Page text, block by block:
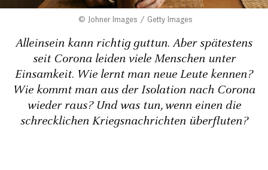
Johner Images / Getty Images
Alleinsein kann richtig guttun. Aber spätestens
seit Corona leiden viele Menschen unter
Einsamkeit. Wie lernt man neue Leute kennen?
Wie kommt man aus der Isolation nach Corona
wieder raus? Und was tun, wenn einen die
schrecklichen Kriegsnachrichten überfluten?